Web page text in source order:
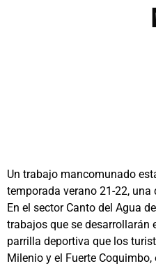
Un trabajo mancomunado
temporada verano 21-22,
En el sector Canto del Agua
trabajos que se desarrollarán
parrilla deportiva que los
Milenio y el Fuerte